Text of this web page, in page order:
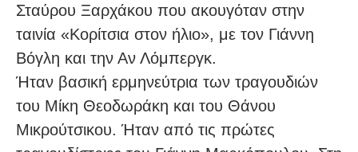
Σταύρου Ξαρχάκου που ακουγόταν στην
ταινία «Κορίτσια στον ήλιο», με τον Γιάννη
Βόγλη και την Αν Λόμπεργκ.
Ήταν βασική ερμηνεύτρια των τραγουδιών
του Μίκη Θεοδωράκη και του Θάνου
Μικρούτσικου. Ήταν από τις πρώτες